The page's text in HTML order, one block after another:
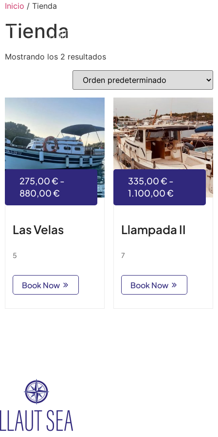
Inicio / Tienda
Tienda
Mostrando los 2 resultados
275,00€ -
880,00€
Las Velas
5
Book Now
335,00€ -
1.100,00€
Llampada II
7
Book Now